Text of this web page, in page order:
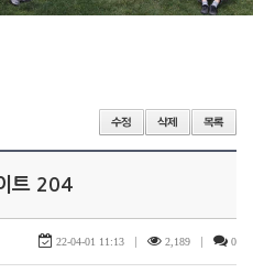
트 204
22-04-01 11:13 2,189 0